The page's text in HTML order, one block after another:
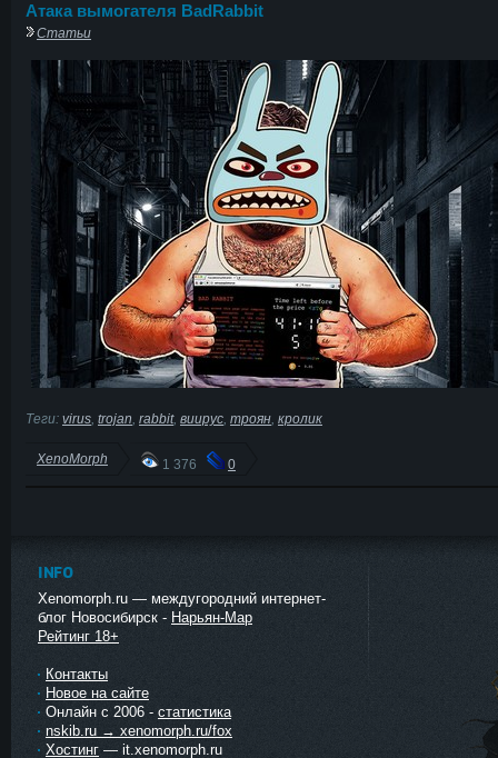
Атака вымогателя BadRabbit
Статьи
Теги: virus trojan rabbit, виирус троян кролик
XenoMorph 1 376 0
INFO
Xenomorph.ru — междугородний интернет-
блог Новосибирск - Нарьян-Мар
Рейтинг 18+
Контакты
Новое на сайте
Онлайн с 2006 - статистика
nskib.ru → xenomorph.ru/fox
Хостинг — it.xenomorph.ru